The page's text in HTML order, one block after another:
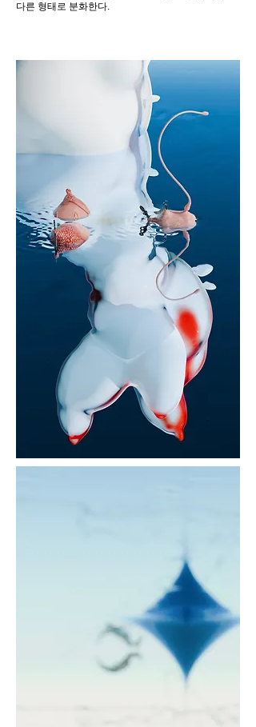
다른 형태로 분화한다.